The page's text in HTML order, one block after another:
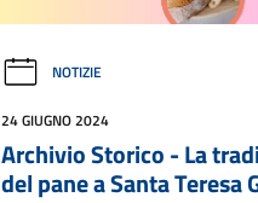
NOTIZIE
24 GIUGNO 2024
Archivio Storico - La
del pane a Santa Teresa